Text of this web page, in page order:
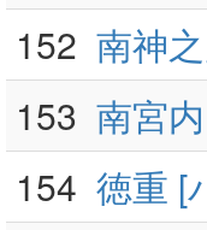
152 南神
153 南宮
154 徳重 [